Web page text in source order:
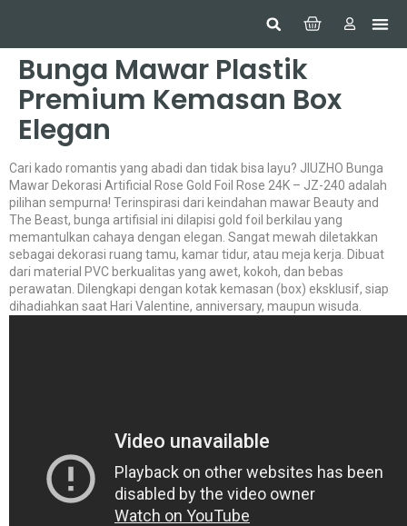
Bunga Mawar Plastik
Premium Kemasan Box
Elegan
Cari kado romantis yang abadi dan tidak bisa layu? JIUZHO Bunga
Mawar Dekorasi Artificial Rose Gold Foil Rose 24K – JZ-240 adalah
pilihan sempurna! Terinspirasi dari keindahan mawar Beauty and
The Beast, bunga artifisial ini dilapisi gold foil berkilau yang
memantulkan cahaya dengan elegan. Sangat mewah diletakkan
sebagai dekorasi ruang tamu, kamar tidur, atau meja kerja. Dibuat
dari material PVC berkualitas yang awet, kokoh, dan bebas
perawatan. Dilengkapi dengan kotak kemasan (box) eksklusif, siap
dihadiahkan saat Hari Valentine, anniversary, maupun wisuda.